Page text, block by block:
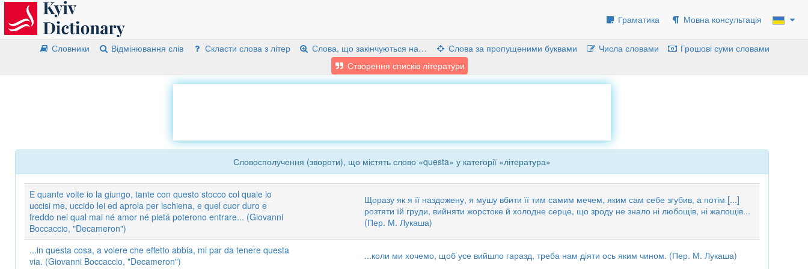
Граматика Мовна консультація
Словники Відмінювання слів Скласти слова з літер Слова, що закінчуються на… Слова за пропущеними буквами Числа словами
Грошові суми словами
Створення списків літератури
Словосполучення (звороти), що містять слово «questa» у категорії «література»
E quante volte io la giungo, tante con questo stocco col quale io
uccisi me, uccido lei ed aprola per ischiena, e quel cuor duro e
freddo nel qual mai né amor né pietá poterono entrare... (Giovanni
Boccaccio, "Decameron")
Щоразу як я її наздожену, я мушу вбити її тим самим мечем, яким сам себе згубив, а потім [...]
розтяти їй груди, вийняти жорстоке й холодне серце, що зроду не знало ні любощів, ні жалощів...
(Пер. М. Лукаша)
...in questa cosa, a volere che effetto abbia, mi par da tenere questa
via. (Giovanni Boccaccio, "Decameron")
...коли ми хочемо, щоб усе вийшло гаразд, треба нам діяти ось яким чином. (Пер. М. Лукаша)